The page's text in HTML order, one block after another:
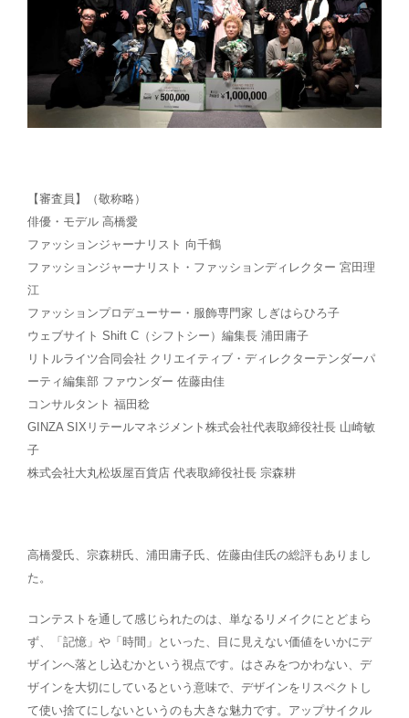
【審査員】（敬称略）
俳優・モデル 高橋愛
ファッションジャーナリスト 向千鶴
ファッションジャーナリスト・ファッションディレクター 宮田理
江
ファッションプロデューサー・服飾専門家 しぎはらひろ子
ウェブサイト Shift C（シフトシー）編集長 浦田庸子
リトルライツ合同会社 クリエイティブ・ディレクターテンダーパ
ーティ編集部 ファウンダー 佐藤由佳
コンサルタント 福田稔
GINZA SIXリテールマネジメント株式会社代表取締役社長 山崎敏
子
株式会社大丸松坂屋百貨店 代表取締役社長 宗森耕
高橋愛氏、宗森耕氏、浦田庸子氏、佐藤由佳氏の総評もありまし
た。
コンテストを通して感じられたのは、単なるリメイクにとどまら
ず、「記憶」や「時間」といった、目に見えない価値をいかにデ
ザインへ落とし込むかという視点です。はさみをつかわない、デ
ザインを大切にしているという意味で、デザインをリスペクトし
て使い捨てにしないというのも大きな魅力です。アップサイクル